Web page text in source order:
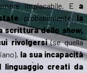
implacabile. E a
, probabilmente, la
scrittura dello show,
rivolgersi(se quella
la sua incapacità
linguaggio creati da